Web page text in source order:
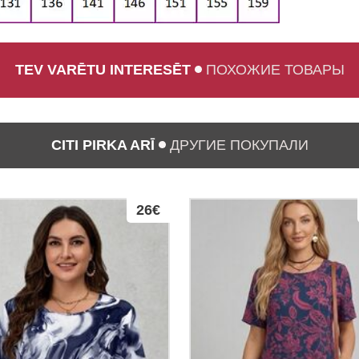
TEV VARĒTU INTERESĒT ПОХОЖИЕ ТОВАРЫ
CITI PIRKA ARĪ ДРУГИЕ ПОКУПАЛИ
26€